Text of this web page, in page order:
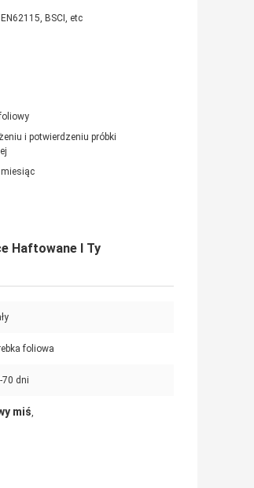
BSCI, etc
i potwierdzeniu próbki
Haftowane I Ty
foliowa
70 dni
miś,